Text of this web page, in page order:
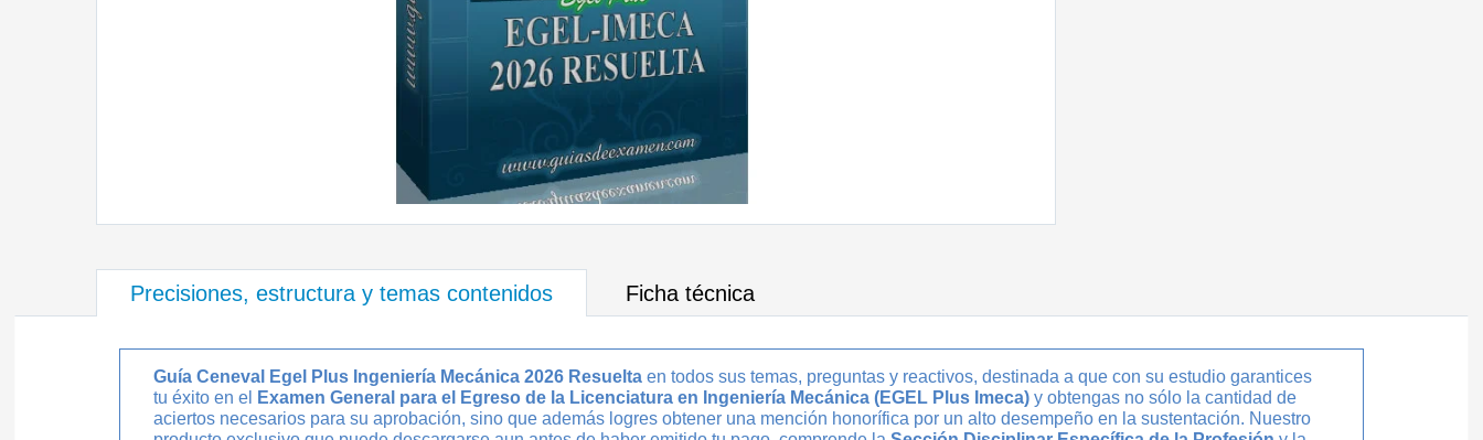
Precisiones, estructura y temas contenidos Ficha técnica
Guía Ceneval Egel Plus Ingeniería Mecánica 2026 Resuelta en todos sus temas, preguntas y reactivos, destinada a que con su estudio garantices
tu éxito en el
Examen General para el Egreso de la Licenciatura en Ingeniería Mecánica (EGEL Plus Imeca) y obtengas no sólo la cantidad de
aciertos necesarios para su aprobación, sino que además logres obtener una mención honorífica por un alto desempeño en la sustentación. Nuestro